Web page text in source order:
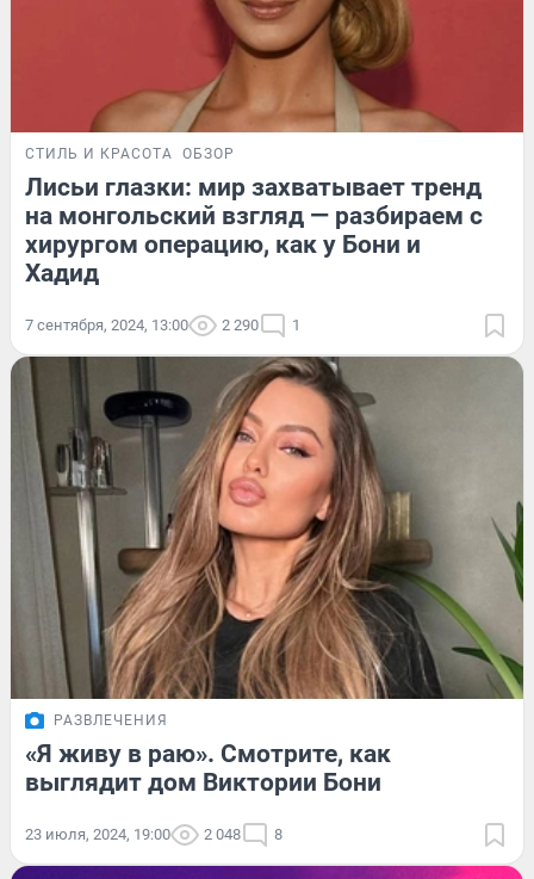
СТИЛЬ И КРАСОТА ОБЗОР
Лисьи глазки: мир захватывает тренд
на монгольский взгляд — разбираем с
хирургом операцию, как у Бони и
Хадид
7 сентября, 2024, 13:00 2 290 1
РАЗВЛЕЧЕНИЯ
«Я живу в раю». Смотрите, как
выглядит дом Виктории Бони
23 июля, 2024, 19:00 2 048 8